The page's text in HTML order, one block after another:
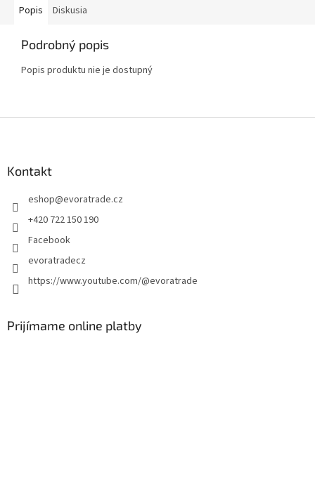
Popis Diskusia
Podrobný popis
Popis produktu nie je dostupný
Kontakt
eshop@evoratrade.cz
+420 722 150 190
Facebook
evoratradecz
https://www.youtube.com/@evoratrade
Prijímame online platby